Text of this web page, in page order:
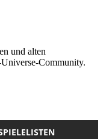
und alten
Community.